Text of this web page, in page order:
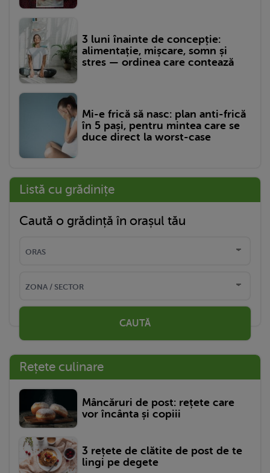
3 luni înainte de concepție:
alimentație, mișcare, somn și
stres — ordinea care contează
Mi-e frică să nasc: plan anti-frică
în 5 pași, pentru mintea care se
duce direct la worst-case
Listă cu grădinițe
Caută o grădință în orașul tău
CAUTĂ
Rețete culinare
Mâncăruri de post: rețete care
vor încânta și copiii
3 rețete de clătite de post de te
lingi pe degete